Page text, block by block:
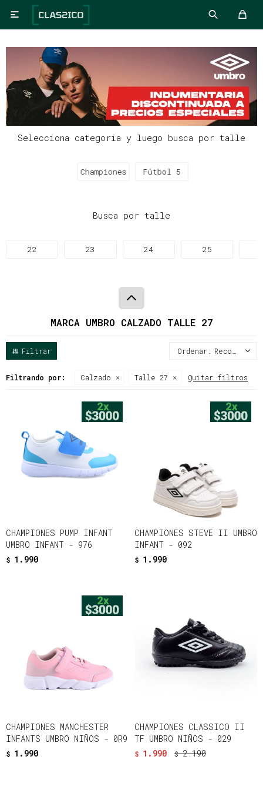

Selecciona categoria y luego busca por talle
Championes Fútbol 5
Busca por talle
22 23 24 25
MARCA UMBRO CALZADO TALLE 27
Recomendados
Filtrando por: Calzado Talle 27 Quitar filtros
CHAMPIONES PUMP INFANT
UMBRO INFANT - 976
$ 1.990
CHAMPIONES STEVE II UMBRO
INFANT - 092
$ 1.990
CHAMPIONES MANCHESTER
INFANTS UMBRO NIÑOS - 0R9
$ 1.990
CHAMPIONES CLASSICO II
TF UMBRO NIÑOS - 029
$ 1.990 $ 2.190